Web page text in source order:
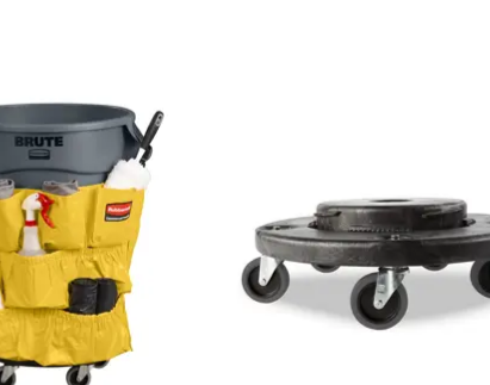
중국 (CN)
한국 (KR)
필리핀